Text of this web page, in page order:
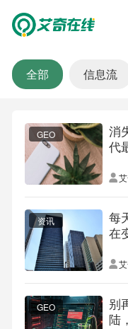
全部 信息流
GEO
消
代
资讯
每
在
GEO
别
陆